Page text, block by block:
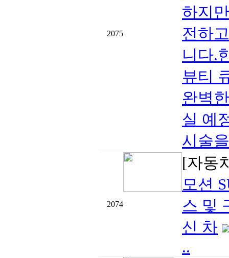
2075
하지
전하
니다.
뷰티
완벽
실 예
시술
2074
[자동
모션
스 및
신 차
..